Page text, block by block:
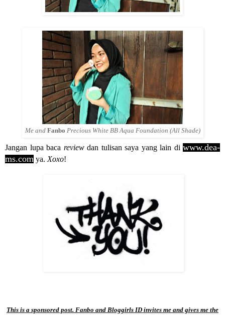
Me and Fanbo Precious White BB Aqua Foundation (All Shade)
Jangan lupa baca review dan tulisan saya yang lain di www.dea-
ms.com ya. Xoxo!
This is a sponsored post. Fanbo and Bloggirls ID invites me and gives me the